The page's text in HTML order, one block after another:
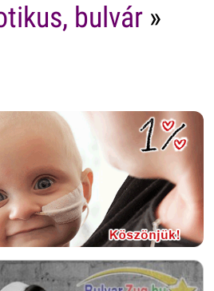
bulvár»